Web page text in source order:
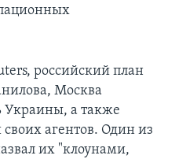
российский план
Москва
Украины, а также
агентов. Один из
их "клоунами,